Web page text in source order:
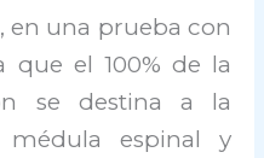
en una prueba con
que el 100% de la
se destina a la
médula espinal y